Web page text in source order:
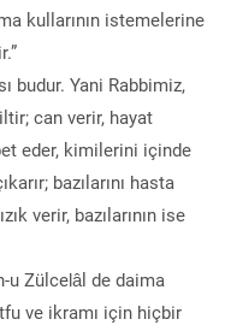
kullarının istemelerine
budur. Yani Rabbimiz,
can verir, hayat
eder, kimilerini içinde
bazılarını hasta
verir, bazılarının ise
u Zülcelâl de daima
ve ikramı için hiçbir